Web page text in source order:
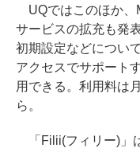
UQではこのほか、
サービスの拡充も発
初期設定などについ
アクセスでサポート
用できる。利用料は
ら。
「Filii(フィリー)」